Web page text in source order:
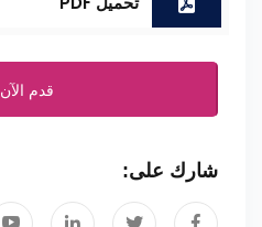
قدم الآن
شارك على: